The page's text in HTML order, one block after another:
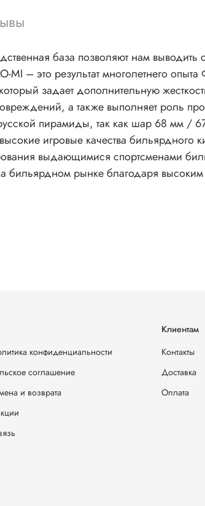
база позволяют нам
– это результат многолетнего
задает дополнительную
а также выполняет роль
пирамиды, так как шар 68 мм /
игровые качества
выдающимися спортсменами
рынке благодаря высоким
конфиденциальности
соглашение
и возврата
Клиентам
Контакты
Доставка
Оплата